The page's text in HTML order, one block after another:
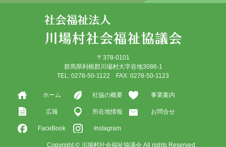
〒378-0101
群馬県利根郡川場村大字谷地3086-1
TEL: 0278-50-1122 FAX: 0278-50-1123
ホーム 社協の概要 事業案内
広報 所在地情報 お問合せ
FaceBook Instagram
Copyright © 川場村社会福祉協議会 All rights Reserved.